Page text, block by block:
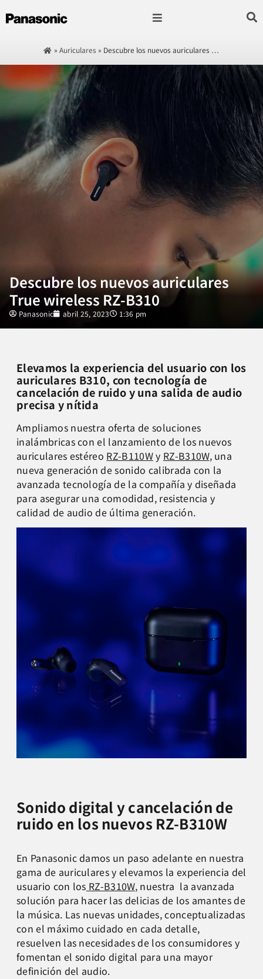
»Auriculares » Descubre los nuevos auriculares …
Descubre los nuevos auriculares
True wireless RZ-B310
Panasonic abril 25, 2023 1:36 pm
Elevamos la experiencia del usuario con los
auriculares B310, con tecnología de
cancelación de ruido y una salida de audio
precisa y nítida
Ampliamos nuestra oferta de soluciones
inalámbricas con el lanzamiento de los nuevos
auriculares estéreo RZ-B110Wy RZ-B310W, una
nueva generación de sonido calibrada con la
avanzada tecnología de la compañía y diseñada
para asegurar una comodidad, resistencia y
calidad de audio de última generación.
Sonido digital y cancelación de
ruido en los nuevos RZ-B310W
En Panasonic damos un paso adelante en nuestra
gama de auriculares y elevamos la experiencia del
usuario con los RZ-B310W, nuestra la avanzada
solución para hacer las delicias de los amantes de
la música. Las nuevas unidades, conceptualizadas
con el máximo cuidado en cada detalle,
resuelven las necesidades de los consumidores y
fomentan el sonido digital para una mayor
definición del audio.